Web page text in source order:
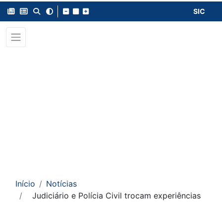
SIC
Início
Notícias
Judiciário e Polícia Civil trocam experiências